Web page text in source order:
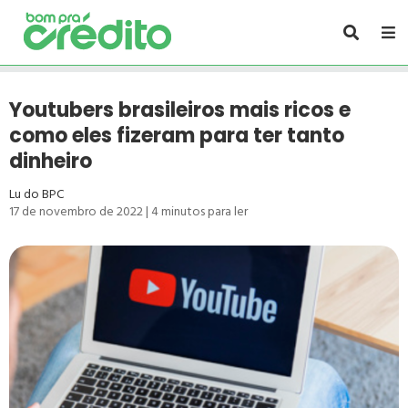
Youtubers brasileiros mais ricos e
como eles fizeram para ter tanto
dinheiro
Lu do BPC
17 de novembro de 2022| 4minutos para ler